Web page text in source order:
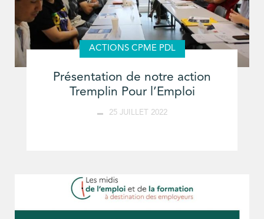
ACTIONS CPME PDL
Présentation de notre action
Tremplin Pour l’Emploi
25 JUILLET 2022